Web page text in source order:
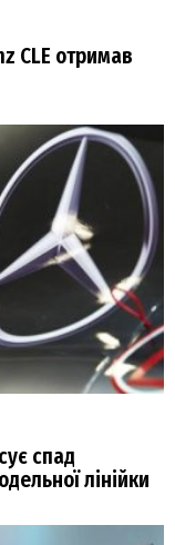
CLE отримав
спад
лінійки